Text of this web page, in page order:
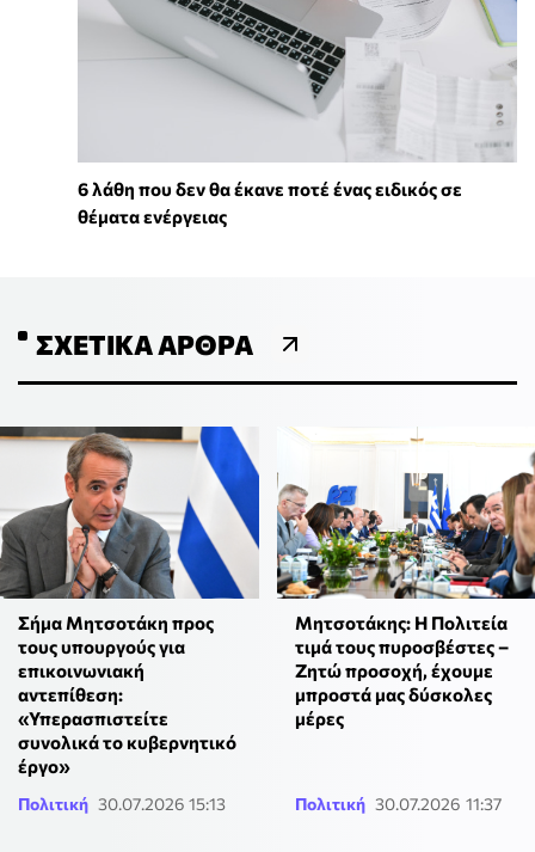
6 λάθη που δεν θα έκανε ποτέ ένας ειδικός σε
θέματα ενέργειας
ΣΧΕΤΙΚΆ ΆΡΘΡΑ
Σήμα Μητσοτάκη προς
τους υπουργούς για
επικοινωνιακή
αντεπίθεση:
«Υπερασπιστείτε
συνολικά το κυβερνητικό
έργο»
Πολιτική 30.07.2026 15:13
Μητσοτάκης: Η Πολιτεία
τιμά τους πυροσβέστες –
Ζητώ προσοχή, έχουμε
μπροστά μας δύσκολες
μέρες
Πολιτική 30.07.2026 11:37